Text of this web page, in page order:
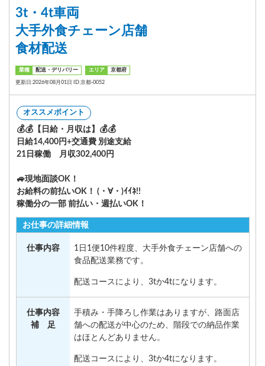
3t・4t車両
大手外食チェーン店舗
食材配送
業種 配送・デリバリー エリア 京都府
更新日:2026年08月01日 ID:京都-0052
オススメポイント
💰💰【日給・月収は】💰💰
日給14,400円+交通費 別途支給
21日稼働 月収302,400円
🚙現地面談OK！
お給料の前払いOK！ (・∀・)ｲｲﾈ!!
稼働分の一部 前払い・週払いOK！
お仕事の詳細情報
仕事内容
1日1便10件程度、大手外食チェーン店舗への
食品配送業務です。
配送コースにより、3tか4tになります。
仕事内容
補 足
手積み・手降ろし作業はありますが、路面店
舗への配送が中心のため、階段での納品作業
はほとんどありません。
配送コースにより、3tか4tになります。